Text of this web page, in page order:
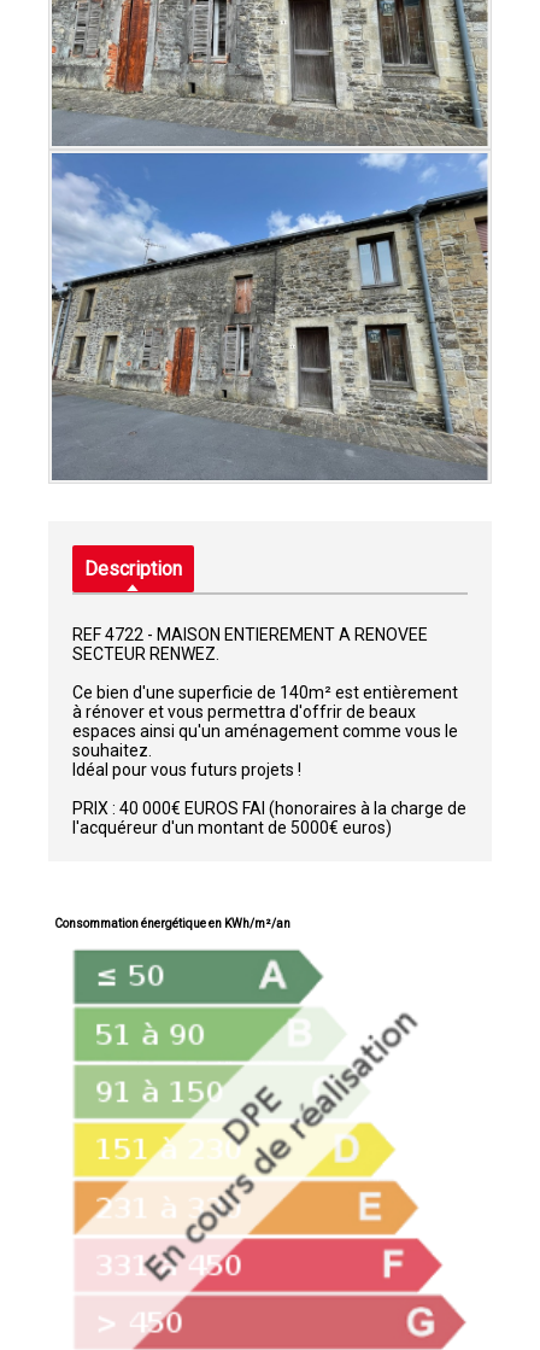
Description
REF 4722 - MAISON ENTIEREMENT A RENOVEE
SECTEUR RENWEZ.
Ce bien d'une superficie de 140m² est entièrement
à rénover et vous permettra d'offrir de beaux
espaces ainsi qu'un aménagement comme vous le
souhaitez.
Idéal pour vous futurs projets !
PRIX : 40 000€ EUROS FAI (honoraires à la charge de
l'acquéreur d'un montant de 5000€ euros)
Consommation énergétique en KWh/m²/an